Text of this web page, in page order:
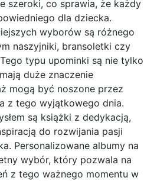
szeroki, co sprawia, że każdy
dla dziecka.
wyborów są różnego
naszyjniki, bransoletki czy
typu upominki są nie tylko
duże znaczenie
mogą być noszone przez
z tego wyjątkowego dnia.
są książki z dedykacją,
do rozwijania pasji
Personalizowane albumy na
wybór, który pozwala na
z tego ważnego momentu w